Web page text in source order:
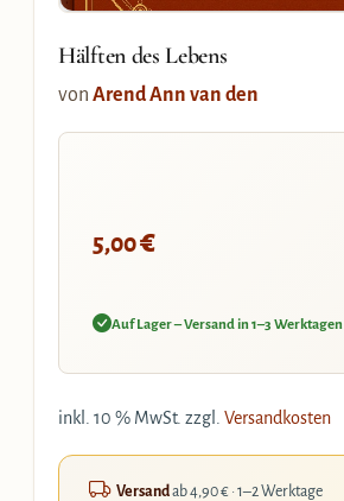
Hälften des Lebens
von Arend Ann van den
5,00€
Auf Lager – Versand in 1–3 Werktagen
inkl. 10 % MwSt. zzgl. Versandkosten
Versandab 4,90 € · 1–2 Werktage